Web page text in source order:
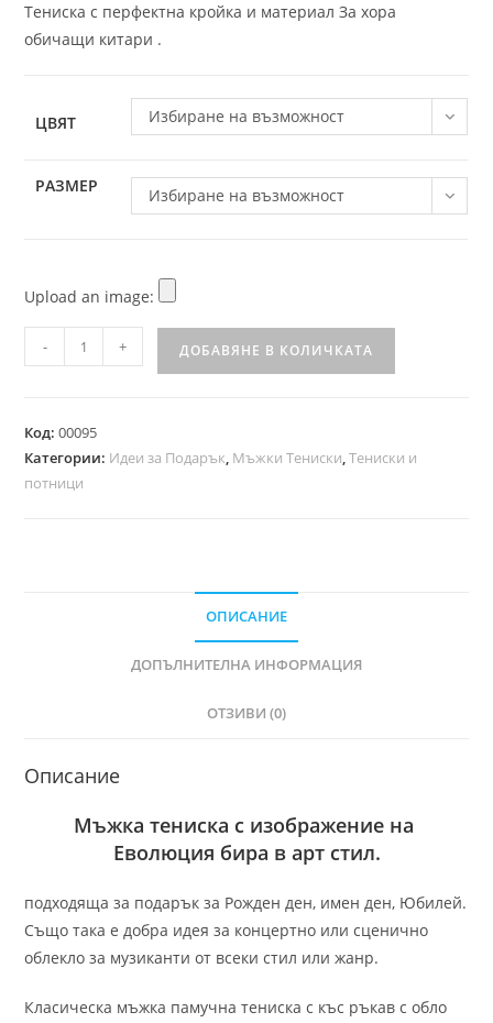
Тениска с перфектна кройка и материал За хора
обичащи китари .
ЦВЯТ Избиране на възможност
РАЗМЕР Избиране на възможност
Upload an image:
- + ДОБАВЯНЕ В КОЛИЧКАТА
Код:00095
Категории: Идеи за Подарък, Мъжки Тениски,Тениски и
потници
ОПИСАНИЕ
ДОПЪЛНИТЕЛНА ИНФОРМАЦИЯ
ОТЗИВИ (0)
Описание
Мъжка тениска с изображение на
Еволюция бира в арт стил.
подходяща за подарък за Рожден ден, имен ден, Юбилей.
Също така е добра идея за концертно или сценично
облекло за музиканти от всеки стил или жанр.
Класическа мъжка памучна тениска с къс ръкав с обло